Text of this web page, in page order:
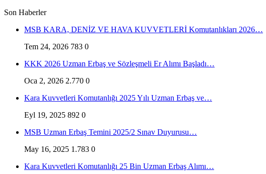
Son Haberler
MSB KARA, DENİZ VE HAVA KUVVETLERİ Komutanlıkları 2026…
Tem 24, 2026 783 0
KKK 2026 Uzman Erbaş ve Sözleşmeli Er Alımı Başladı…
Oca 2, 2026 2.770 0
Kara Kuvvetleri Komutanlığı 2025 Yılı Uzman Erbaş ve…
Eyl 19, 2025 892 0
MSB Uzman Erbaş Temini 2025/2 Sınav Duyurusu…
May 16, 2025 1.783 0
Kara Kuvvetleri Komutanlığı 25 Bin Uzman Erbaş Alımı…